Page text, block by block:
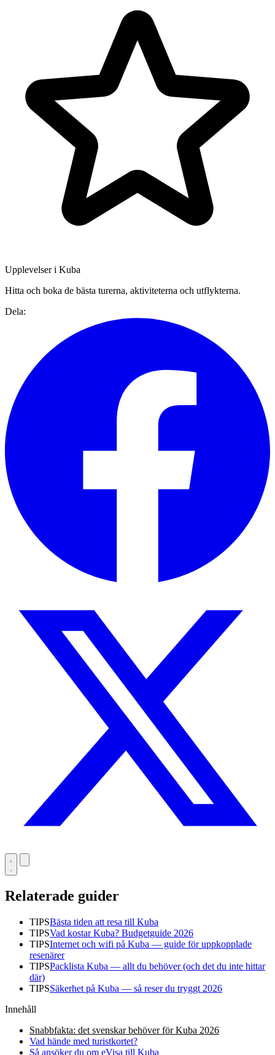
Upplevelser i Kuba
Hitta och boka de bästa turerna, aktiviteterna och utflykterna.
Dela:
Relaterade guider
TIPSBästa tiden att resa till Kuba
TIPSVad kostar Kuba? Budgetguide 2026
TIPSInternet och wifi på Kuba — guide för uppkopplade
resenärer
TIPSPacklista Kuba — allt du behöver (och det du inte hittar
där)
TIPSSäkerhet på Kuba — så reser du tryggt 2026
Innehåll
Snabbfakta: det svenskar behöver för Kuba 2026
Vad hände med turistkortet?
Så ansöker du om eVisa till Kuba